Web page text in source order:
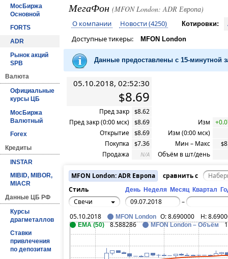
МосБиржа
Основной
FORTS
ADR
Рынок акций
SPB
Валюта
Официальные
курсы ЦБ
МосБиржа
Валютный
Forex
Кредиты
INSTAR
MIBID, MIBOR,
MIACR
Данные ЦБ РФ
Курсы
драгметаллов
Ставки
привлечения
по депозитам
МегаФон (MFON London: ADR Европа)
О компании Новости (4250) Котировки:
Доступные тикеры:
MFON London
Данные предоставлены с 15-минутной
05.10.2018, 02:52:30
$8.69
Пред закр $8.62
Пред закр (0:00 мск)
$8.69
Открытие
$8.69
Покупка
$7.36
Продажа
N/A
Изм
Изм (0:00 мск)
Мин – Макс
$
Объём в шт/день
MFON London: ADR Европа
сравнить с
Стиль
День Неделя Месяц Квартал
Свечи
–
05.10.2018
MFON London O:8.690000 H:
EMA (50) 8.588286 MFON London – Объём